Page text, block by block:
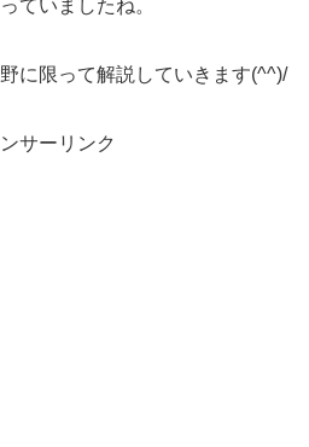
ていましたね。
に限って解説していきます(^^)/
サーリンク